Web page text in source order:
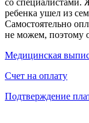
со специалистами.
ребенка ушел из
Самостоятельно
не можем, поэтому
Медицинская
Счет на оплату
Подтверждение